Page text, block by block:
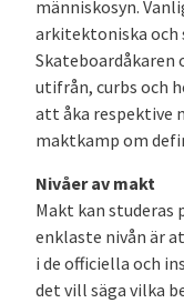
människosyn.
arkitektoniska och
Skateboardåkaren
utifrån, curbs och
att åka respektive
maktkamp om
Nivåer av makt
Makt kan studeras
enklaste nivån är
i de officiella och
det vill säga vilka